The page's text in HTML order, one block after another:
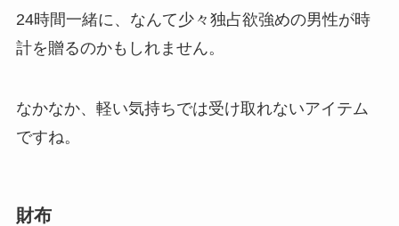
24時間一緒に、なんて少々独占欲強めの男性が時
計を贈るのかもしれません。
なかなか、軽い気持ちでは受け取れないアイテム
ですね。
財布